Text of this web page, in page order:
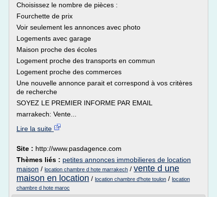
Choisissez le nombre de pièces :
Fourchette de prix
Voir seulement les annonces avec photo
Logements avec garage
Maison proche des écoles
Logement proche des transports en commun
Logement proche des commerces
Une nouvelle annonce parait et correspond à vos critères
de recherche
SOYEZ LE PREMIER INFORME PAR EMAIL
marrakech: Vente...
Lire la suite
Site : http://www.pasdagence.com
Thèmes liés : petites annonces immobilieres de location
maison / location chambre d hote marrakech / vente d une
maison en location / location chambre d'hote toulon / location
chambre d hote maroc